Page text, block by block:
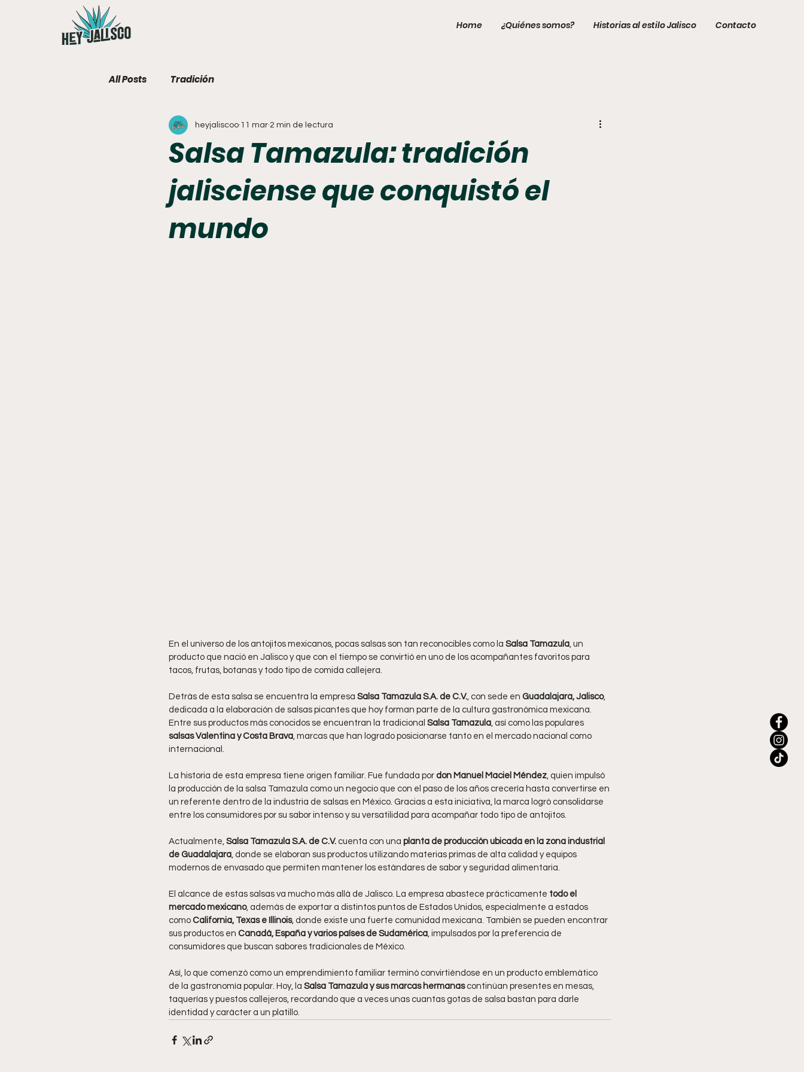
Home ¿Quiénes somos? Historias al estilo Jalisco Contacto
All Posts Tradición
Salsa Tamazula: tradición
jalisciense que conquistó el
mundo
heyjaliscoo 11 mar 2 min de lectura
En el universo de los antojitos mexicanos, pocas salsas son tan reconocibles como la Salsa Tamazula, un
producto que nació en Jalisco y que con el tiempo se convirtió en uno de los acompañantes favoritos para
tacos, frutas, botanas y todo tipo de comida callejera.
Detrás de esta salsa se encuentra la empresa Salsa Tamazula S.A. de C.V., con sede en Guadalajara, Jalisco,
dedicada a la elaboración de salsas picantes que hoy forman parte de la cultura gastronómica mexicana.
Entre sus productos más conocidos se encuentran la tradicional Salsa Tamazula, así como las populares
salsas Valentina y Costa Brava, marcas que han logrado posicionarse tanto en el mercado nacional como
internacional.
La historia de esta empresa tiene origen familiar. Fue fundada por don Manuel Maciel Méndez, quien impulsó
la producción de la salsa Tamazula como un negocio que con el paso de los años crecería hasta convertirse en
un referente dentro de la industria de salsas en México. Gracias a esta iniciativa, la marca logró consolidarse
entre los consumidores por su sabor intenso y su versatilidad para acompañar todo tipo de antojitos.
Actualmente, Salsa Tamazula S.A. de C.V. cuenta con una planta de producción ubicada en la zona industrial
de Guadalajara, donde se elaboran sus productos utilizando materias primas de alta calidad y equipos
modernos de envasado que permiten mantener los estándares de sabor y seguridad alimentaria.
El alcance de estas salsas va mucho más allá de Jalisco. La empresa abastece prácticamente todo el
mercado mexicano, además de exportar a distintos puntos de Estados Unidos, especialmente a estados
como California, Texas e Illinois, donde existe una fuerte comunidad mexicana. También se pueden encontrar
sus productos en Canadá, España y varios países de Sudamérica, impulsados por la preferencia de
consumidores que buscan sabores tradicionales de México.
Así, lo que comenzó como un emprendimiento familiar terminó convirtiéndose en un producto emblemático
de la gastronomía popular. Hoy, la Salsa Tamazula y sus marcas hermanas continúan presentes en mesas,
taquerías y puestos callejeros, recordando que a veces unas cuantas gotas de salsa bastan para darle
identidad y carácter a un platillo.